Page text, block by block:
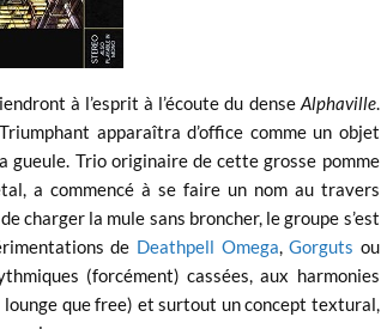
à l’esprit à l’écoute du dense Alphaville.
apparaîtra d’office comme un objet
gueule. Trio originaire de cette grosse pomme
a commencé à se faire un nom au travers
charger la mule sans broncher, le groupe s’est
de Deathpell Omega,Gorguts ou
(forcément) cassées, aux harmonies
que free) et surtout un concept textural,